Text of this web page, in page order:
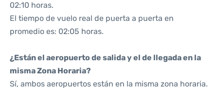
02:10 horas.
El tiempo de vuelo real de puerta a puerta en
promedio es: 02:05 horas.
¿Están el aeropuerto de salida y el de llegada en la
misma Zona Horaria?
Sí, ambos aeropuertos están en la misma zona horaria.